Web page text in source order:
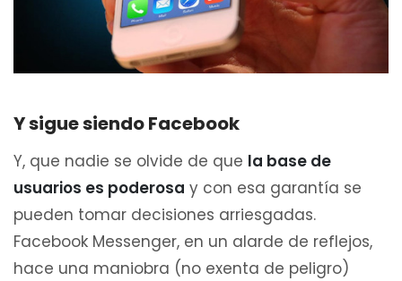
Y sigue siendo Facebook
Y, que nadie se olvide de que la base de
usuarios es poderosa y con esa garantía se
pueden tomar decisiones arriesgadas.
Facebook Messenger, en un alarde de reflejos,
hace una maniobra (no exenta de peligro)